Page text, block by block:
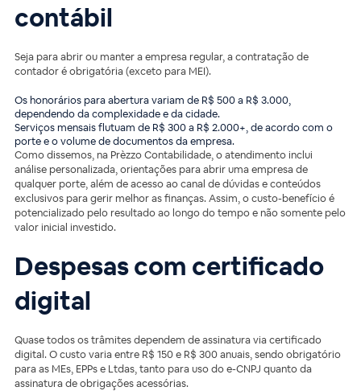
contábil
Seja para abrir ou manter a empresa regular, a contratação de
contador é obrigatória (exceto para MEI).
Os honorários para abertura variam de R$ 500 a R$ 3.000,
dependendo da complexidade e da cidade.
Serviços mensais flutuam de R$ 300 a R$ 2.000+, de acordo com o
porte e o volume de documentos da empresa.
Como dissemos, na Prèzzo Contabilidade, o atendimento inclui
análise personalizada, orientações para abrir uma empresa de
qualquer porte, além de acesso ao canal de dúvidas e conteúdos
exclusivos para gerir melhor as finanças. Assim, o custo-benefício é
potencializado pelo resultado ao longo do tempo e não somente pelo
valor inicial investido.
Despesas com certificado
digital
Quase todos os trâmites dependem de assinatura via certificado
digital. O custo varia entre R$ 150 e R$ 300 anuais, sendo obrigatório
para as MEs, EPPs e Ltdas, tanto para uso do e-CNPJ quanto da
assinatura de obrigações acessórias.